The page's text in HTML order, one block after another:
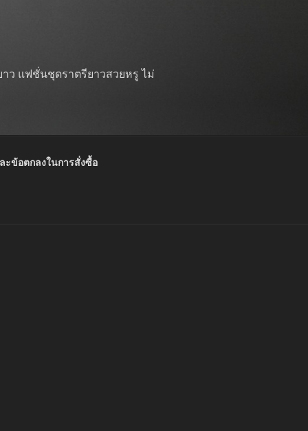
ว แฟชั่นชุดราตรียาวสวยหรู ไม่
ะข้อตกลงในการสั่งซื้อ